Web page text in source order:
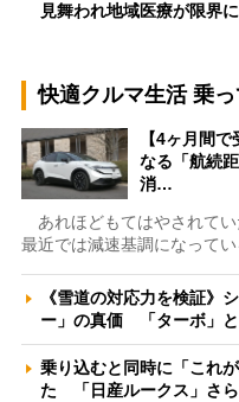
見舞われ地域医療が限
快適クルマ生活 乗
【4ヶ月間
なる「航続
消…
あれほどもてはやされてい
最近では減速基調になって
《雪道の対応力を検証》
ー」の真価 「ターボ」
乗り込むと同時に「これ
た 「日産ルークス」さ